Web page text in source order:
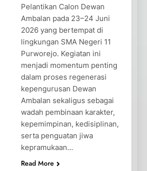
Pelantikan Calon Dewan
Ambalan pada 23–24 Juni
2026 yang bertempat di
lingkungan SMA Negeri 11
Purworejo. Kegiatan ini
menjadi momentum penting
dalam proses regenerasi
kepengurusan Dewan
Ambalan sekaligus sebagai
wadah pembinaan karakter,
kepemimpinan, kedisiplinan,
serta penguatan jiwa
kepramukaan…
Read More